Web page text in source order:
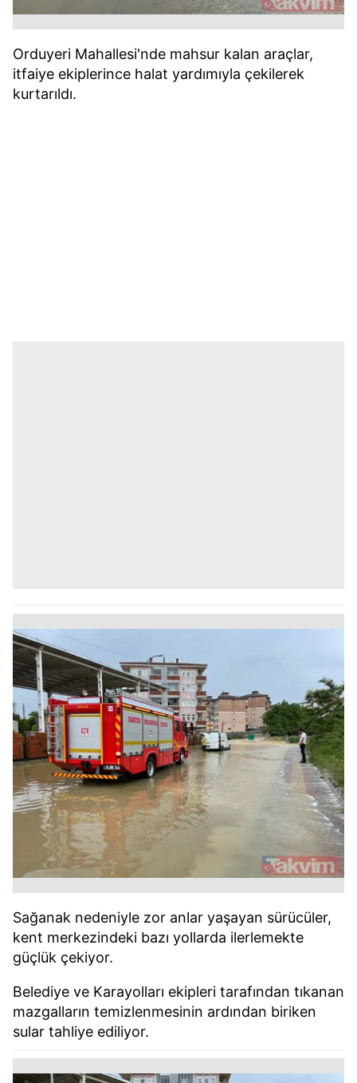
Orduyeri Mahallesi'nde mahsur kalan araçlar,
itfaiye ekiplerince halat yardımıyla çekilerek
kurtarıldı.
Sağanak nedeniyle zor anlar yaşayan sürücüler,
kent merkezindeki bazı yollarda ilerlemekte
güçlük çekiyor.
Belediye ve Karayolları ekipleri tarafından tıkanan
mazgalların temizlenmesinin ardından biriken
sular tahliye ediliyor.